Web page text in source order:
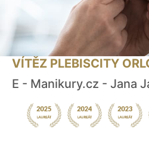
VÍTĚZ PLEBISCITY
E - Manikury.cz - Jana